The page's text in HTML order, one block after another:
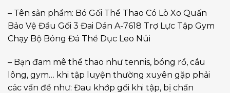
– Tên sản phẩm: Bó Gối Thể Thao Có Lò Xo Quấn
Bảo Vệ Đầu Gối 3 Đai Dán A-7618 Trợ Lực Tập Gym
Chạy Bộ Bóng Đá Thể Dục Leo Núi
– Bạn đam mê thể thao như tennis, bóng rổ, cầu
lông, gym… khi tập luyện thường xuyên gặp phải
các vấn đề như: Đau khớp gối khi tập, bị chấn